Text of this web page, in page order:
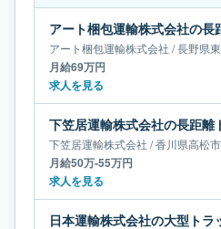
アート梱包運輸株式会社 /長野県
月給69万円
求人を見る
下笠居運輸株式会社 /香川県高松市
月給50万-55万円
求人を見る